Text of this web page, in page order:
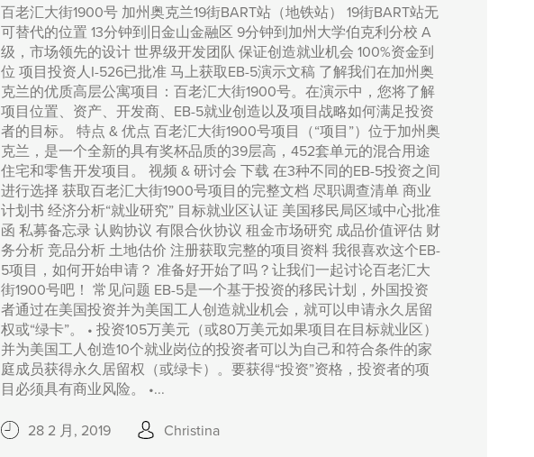
百老汇大街1900号 加州奥克兰19街BART站（地铁站） 19街BART站无
可替代的位置 13分钟到旧金山金融区 9分钟到加州大学伯克利分校 A
级，市场领先的设计 世界级开发团队 保证创造就业机会 100%资金到
位 项目投资人I-526已批准 马上获取EB-5演示文稿 了解我们在加州奥
克兰的优质高层公寓项目：百老汇大街1900号。在演示中，您将了解
项目位置、资产、开发商、EB-5就业创造以及项目战略如何满足投资
者的目标。 特点 & 优点 百老汇大街1900号项目（“项目”）位于加州奥
克兰，是一个全新的具有奖杯品质的39层高，452套单元的混合用途
住宅和零售开发项目。 视频 & 研讨会 下载 在3种不同的EB-5投资之间
进行选择 获取百老汇大街1900号项目的完整文档 尽职调查清单 商业
计划书 经济分析“就业研究” 目标就业区认证 美国移民局区域中心批准
函 私募备忘录 认购协议 有限合伙协议 租金市场研究 成品价值评估 财
务分析 竞品分析 土地估价 注册获取完整的项目资料 我很喜欢这个EB-
5项目，如何开始申请？ 准备好开始了吗？让我们一起讨论百老汇大
街1900号吧！ 常见问题 EB-5是一个基于投资的移民计划，外国投资
者通过在美国投资并为美国工人创造就业机会，就可以申请永久居留
权或“绿卡”。 • 投资105万美元（或80万美元如果项目在目标就业区）
并为美国工人创造10个就业岗位的投资者可以为自己和符合条件的家
庭成员获得永久居留权（或绿卡）。要获得“投资”资格，投资者的项
目必须具有商业风险。 •...
28 2 月, 2019 Christina